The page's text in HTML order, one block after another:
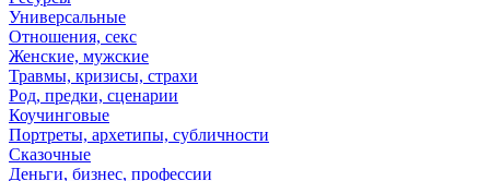
Универсальные
Отношения, секс
Женские, мужские
Травмы, кризисы, страхи
Род, предки, сценарии
Коучинговые
Портреты, архетипы, субличности
Сказочные
Деньги, бизнес, профессии